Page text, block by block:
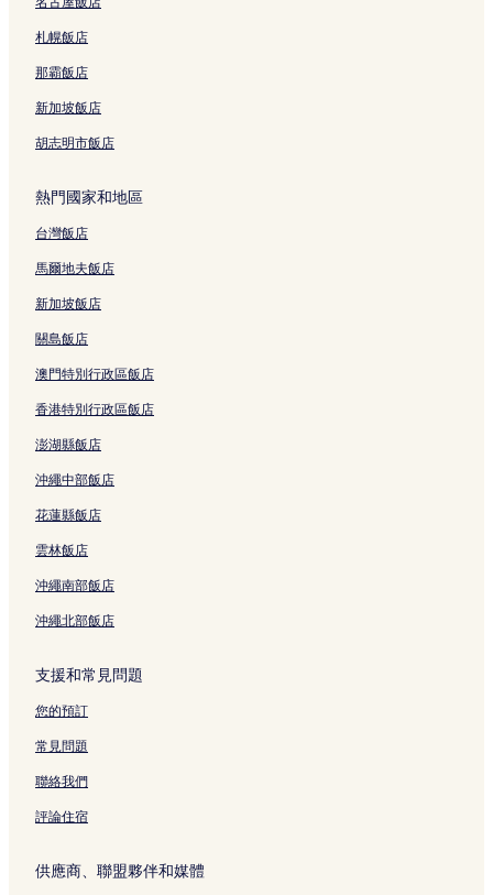
札幌飯店
那霸飯店
新加坡飯店
胡志明市飯店
熱門國家和地區
台灣飯店
馬爾地夫飯店
新加坡飯店
關島飯店
澳門特別行政區飯店
香港特別行政區飯店
澎湖縣飯店
沖繩中部飯店
花蓮縣飯店
雲林飯店
沖繩南部飯店
沖繩北部飯店
支援和常見問題
您的預訂
常見問題
聯絡我們
評論住宿
供應商、聯盟夥伴和媒體